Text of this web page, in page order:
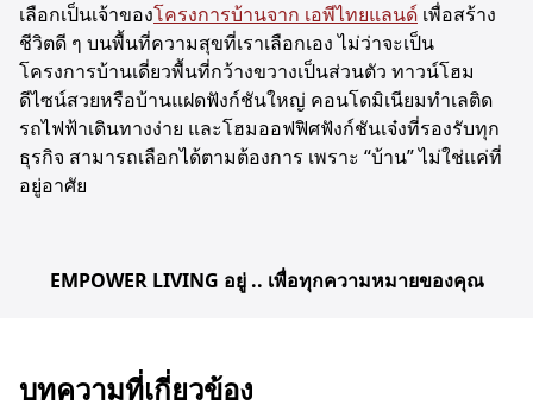
เลือกเป็นเจ้าของโครงการบ้านจาก เอพีไทยแลนด์ เพื่อสร้าง
ชีวิตดี ๆ บนพื้นที่ความสุขที่เราเลือกเอง ไม่ว่าจะเป็น
โครงการบ้านเดี่ยวพื้นที่กว้างขวางเป็นส่วนตัว ทาวน์โฮม
ดีไซน์สวยหรือบ้านแฝดฟังก์ชันใหญ่ คอนโดมิเนียมทำเลติด
รถไฟฟ้าเดินทางง่าย และโฮมออฟฟิศฟังก์ชันเจ๋งที่รองรับทุก
ธุรกิจ สามารถเลือกได้ตามต้องการ เพราะ “บ้าน” ไม่ใช่แค่ที่
อยู่อาศัย
EMPOWER LIVING อยู่ .. เพื่อทุกความหมายของคุณ
บทความที่เกี่ยวข้อง